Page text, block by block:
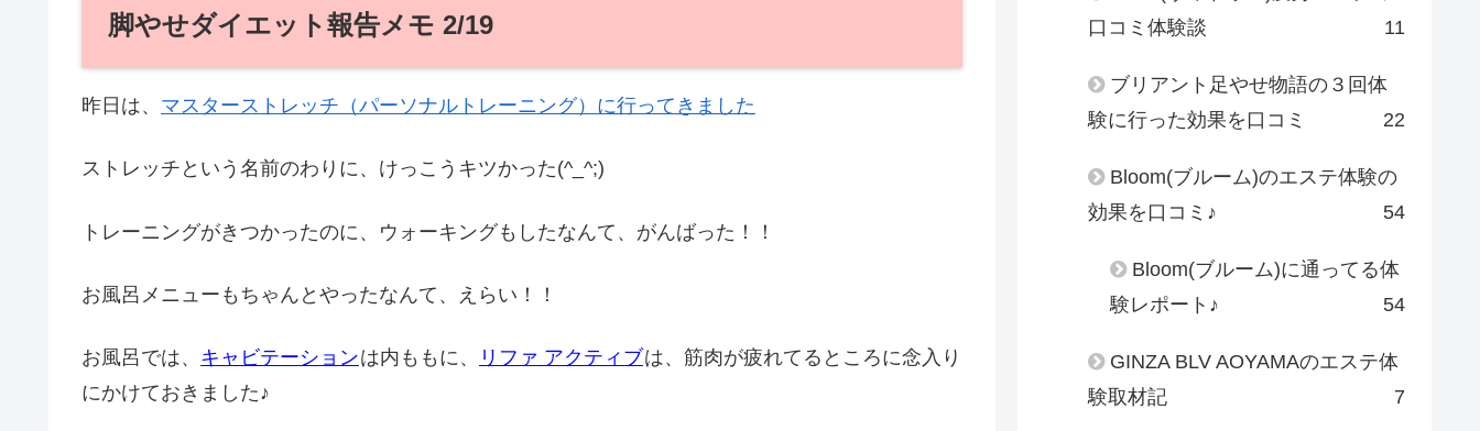
脚やせダイエット報告メモ 2/19
昨日は、 マスターストレッチ（パーソナルトレーニング）に行ってきました
ストレッチという名前のわりに、けっこうキツかった(^_^;)
トレーニングがきつかったのに、ウォーキングもしたなんて、がんばった！！
お風呂メニューもちゃんとやったなんて、えらい！！
お風呂では、 キャビテーションは内ももに、 リファ アクティブは、筋肉が疲れてるところに念入り
にかけておきました♪
口コミ体験談
11
ブリアント足やせ物語の３回体
験に行った効果を口コミ
22
Bloom(ブルーム)のエステ体験の
効果を口コミ♪
54
Bloom(ブルーム)に通ってる体
験レポート♪
54
GINZA BLV AOYAMAのエステ体
験取材記
7